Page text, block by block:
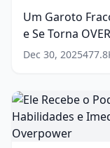
(13
words)
Seus
Poderes
Magicos
e
Torna
OVERPOWER (11
words)
Um Garoto
e Se Torna
Dec 30, 2025
Ele
Recebe
o